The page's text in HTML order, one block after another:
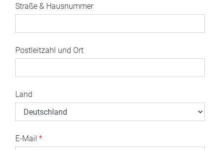
Straße & Hausnummer
Postleitzahl und Ort
Land
E-Mail *